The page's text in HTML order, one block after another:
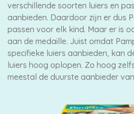
verschillende soorten luiers en
aanbieden. Daardoor zijn er dus
passen voor elk kind. Maar er is
aan de medaille. Juist omdat
specifieke luiers aanbieden, kan
luiers hoog oplopen. Zo hoog
meestal de duurste aanbieder